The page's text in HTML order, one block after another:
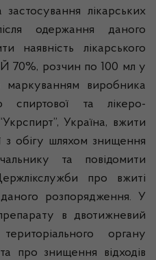
застосування лікарських
одержання даного
наявність лікарського
розчин по 100 мл у
маркуванням виробника
спиртової та лікеро-
Україна, вжити
з обігу шляхом знищення
та повідомити
про вжиті
розпорядження. У
в двотижневий
органу
про знищення відходів